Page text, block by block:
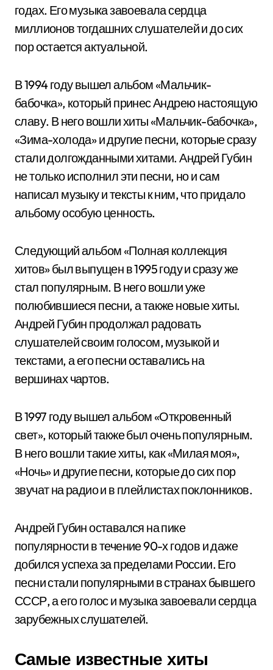
годах. Его музыка завоевала сердца
миллионов тогдашних слушателей и до сих
пор остается актуальной.
В 1994 году вышел альбом «Мальчик-
бабочка», который принес Андрею настоящую
славу. В него вошли хиты «Мальчик-бабочка»,
«Зима-холода» и другие песни, которые сразу
стали долгожданными хитами. Андрей Губин
не только исполнил эти песни, но и сам
написал музыку и тексты к ним, что придало
альбому особую ценность.
Следующий альбом «Полная коллекция
хитов» был выпущен в 1995 году и сразу же
стал популярным. В него вошли уже
полюбившиеся песни, а также новые хиты.
Андрей Губин продолжал радовать
слушателей своим голосом, музыкой и
текстами, а его песни оставались на
вершинах чартов.
В 1997 году вышел альбом «Откровенный
свет», который также был очень популярным.
В него вошли такие хиты, как «Милая моя»,
«Ночь» и другие песни, которые до сих пор
звучат на радио и в плейлистах поклонников.
Андрей Губин оставался на пике
популярности в течение 90-х годов и даже
добился успеха за пределами России. Его
песни стали популярными в странах бывшего
СССР, а его голос и музыка завоевали сердца
зарубежных слушателей.
Самые известные хиты